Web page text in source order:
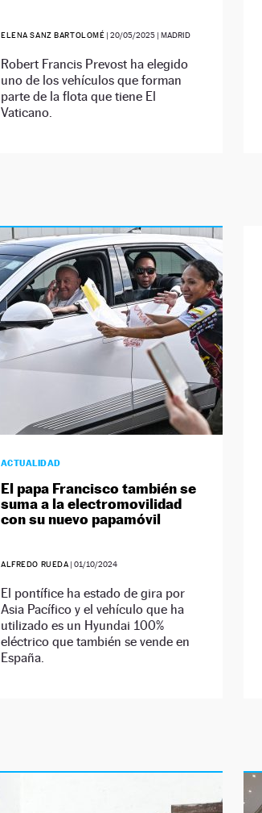
ELENA SANZ BARTOLOMÉ |20/05/2025 | MADRID
Robert Francis Prevost ha elegido
uno de los vehículos que forman
parte de la flota que tiene El
Vaticano.
ACTUALIDAD
El papa Francisco también se
suma a la electromovilidad
con su nuevo papamóvil
ALFREDO RUEDA |01/10/2024
El pontífice ha estado de gira por
Asia Pacífico y el vehículo que ha
utilizado es un Hyundai 100%
eléctrico que también se vende en
España.